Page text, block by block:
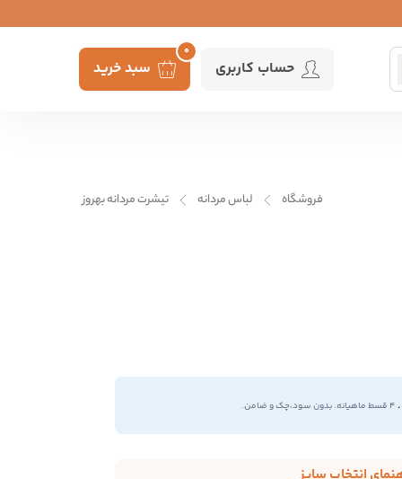
حساب کاربری سبد خرید
0
فروشگاه لباس مردانه تیشرت مردانه بهروز
. ۴ قسط ماهیانه. بدون سود،چک و ضامن.